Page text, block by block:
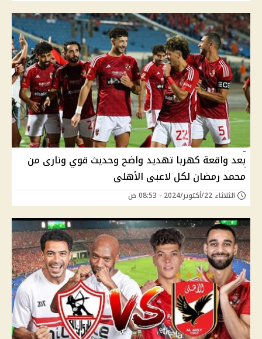
بعد واقعة كهربا تهديد واضح وحديث قوي ونارى من
محمد رمضان لكل لاعبى الأهلى
الثلاثاء 22/أكتوبر/2024 - 08:53 ص